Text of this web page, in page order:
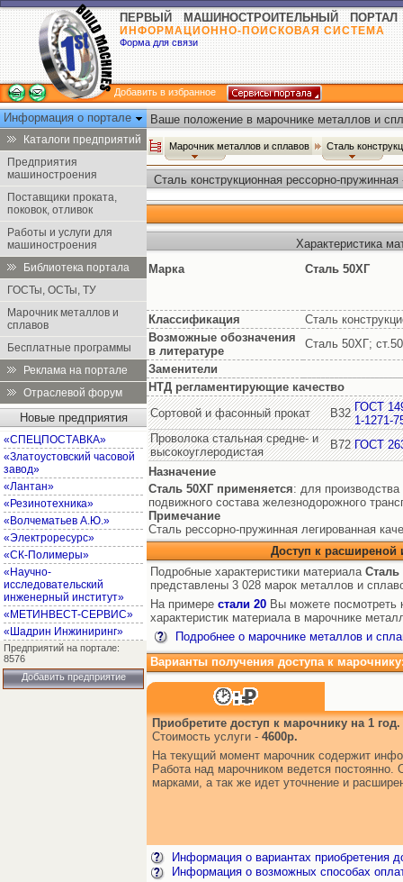
ПЕРВЫЙ МАШИНОСТРОИТЕЛЬНЫЙ ПОРТАЛ
ИНФОРМАЦИОННО-ПОИСКОВАЯ СИСТЕМА
Форма для связи
Добавить в избранное
Информация о портале
Каталоги предприятий
Предприятия
машиностроения
Поставщики проката,
поковок, отливок
Работы и услуги для
машиностроения
Библиотека портала
ГОСТы, ОСТы, ТУ
Марочник металлов и
сплавов
Бесплатные программы
Реклама на портале
Отраслевой форум
Новые предприятия
«СПЕЦПОСТАВКА»
«Златоустовский часовой
завод»
«Лантан»
«Резинотехника»
«Волчематьев А.Ю.»
«Электроресурс»
«СК-Полимеры»
«Научно-
исследовательский
инженерный институт»
«МЕТИНВЕСТ-СЕРВИС»
«Шадрин Инжиниринг»
Предприятий на портале:
8576
Добавить предприятие
Ваше положение в марочнике металлов и
Марочник металлов и сплавов Сталь
Сталь конструкционная рессорно-
Характеристика
Марка
Сталь 50ХГ
Классификация
Сталь
Возможные обозначения
в литературе
Сталь 50ХГ;
Заменители
НТД регламентирующие качество
Сортовой и фасонный прокат
В32 ГОСТ
1-1271-
Проволока стальная средне- и
высокоуглеродистая
В72 ГОСТ
Назначение
Сталь 50ХГ применяется: для
подвижного состава железнодорожного
Примечание
Сталь рессорно-пружинная легированная
Доступ к
Подробные характеристики материала Сталь
представлены 3 028 марок металлов и
На примере стали 20 Вы можете посмотреть
характеристик материала в марочнике
Подробнее о марочнике металлов и
Варианты получения доступа к
Приобретите доступ к марочнику на 1 год.
Стоимость услуги - 4600р.
На текущий момент марочник содержит
Работа над марочником ведется постоянно.
марками, а так же идет уточнение и
Информация о вариантах приобретения
Информация о возможных способах